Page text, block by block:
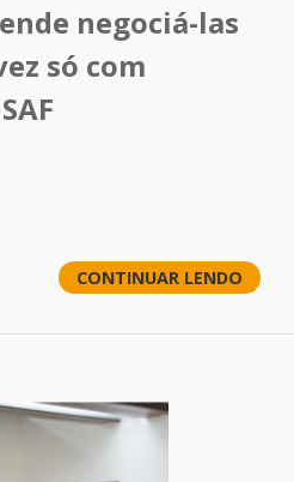
negociá-las
só com
CONTINUAR LENDO